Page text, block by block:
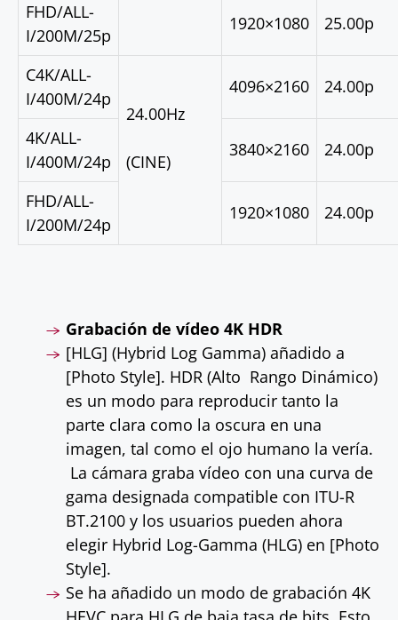
FHD/ALL-
I/200M/25p
1920×1080 25.00p
C4K/ALL-
I/400M/24p
24.00Hz
(CINE)
4096×2160 24.00p
4K/ALL-
I/400M/24p
3840×2160 24.00p
FHD/ALL-
I/200M/24p
1920×1080 24.00p
Grabación de vídeo 4K HDR
[HLG] (Hybrid Log Gamma) añadido a
[Photo Style]. HDR (Alto Rango Dinámico)
es un modo para reproducir tanto la
parte clara como la oscura en una
imagen, tal como el ojo humano la vería.
La cámara graba vídeo con una curva de
gama designada compatible con ITU-R
BT.2100 y los usuarios pueden ahora
elegir Hybrid Log-Gamma (HLG) en [Photo
Style].
Se ha añadido un modo de grabación 4K